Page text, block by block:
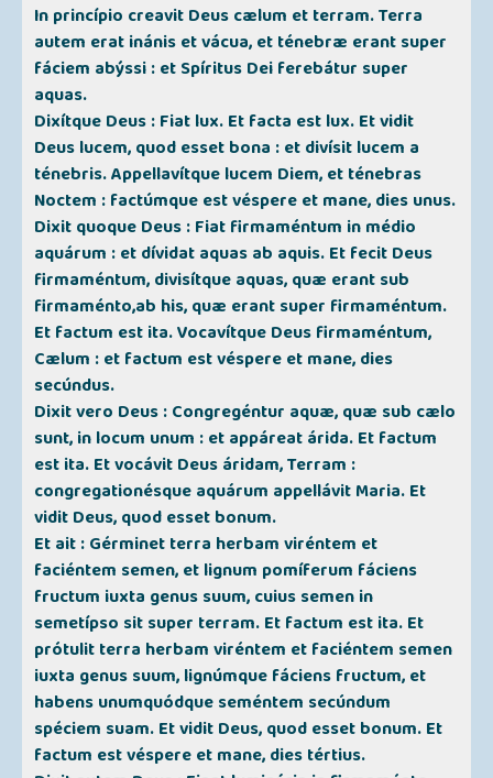
In princípio creavit Deus cælum et terram. Terra
autem erat inánis et vácua, et ténebræ erant super
fáciem abýssi : et Spíritus Dei ferebátur super
aquas.
Dixítque Deus : Fiat lux. Et facta est lux. Et vidit
Deus lucem, quod esset bona : et divísit lucem a
ténebris. Appellavítque lucem Diem, et ténebras
Noctem : factúmque est véspere et mane, dies unus.
Dixit quoque Deus : Fiat firmaméntum in médio
aquárum : et dívidat aquas ab aquis. Et fecit Deus
firmaméntum, divisítque aquas, quæ erant sub
firmaménto,ab his, quæ erant super firmaméntum.
Et factum est ita. Vocavítque Deus firmaméntum,
Cælum : et factum est véspere et mane, dies
secúndus.
Dixit vero Deus : Congregéntur aquæ, quæ sub cælo
sunt, in locum unum : et appáreat árida. Et factum
est ita. Et vocávit Deus áridam, Terram :
congregationésque aquárum appellávit Maria. Et
vidit Deus, quod esset bonum.
Et ait : Gérminet terra herbam viréntem et
faciéntem semen, et lignum pomíferum fáciens
fructum iuxta genus suum, cuius semen in
semetípso sit super terram. Et factum est ita. Et
prótulit terra herbam viréntem et faciéntem semen
iuxta genus suum, lignúmque fáciens fructum, et
habens unumquódque seméntem secúndum
spéciem suam. Et vidit Deus, quod esset bonum. Et
factum est véspere et mane, dies tértius.